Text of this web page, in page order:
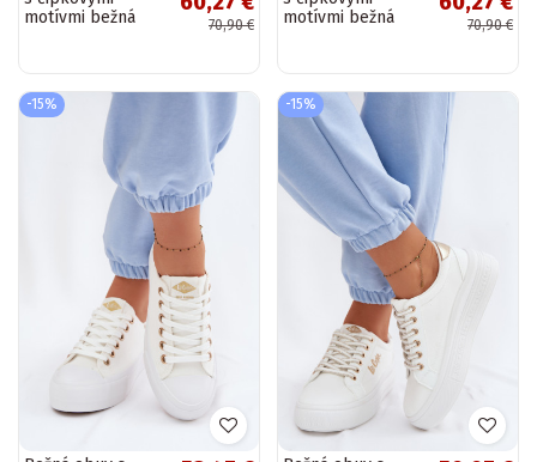
motívmi bežná
31-4326 biela...
70,90 €
motívmi bežná
31-4328 béžová
70,90 €
-15% -15%